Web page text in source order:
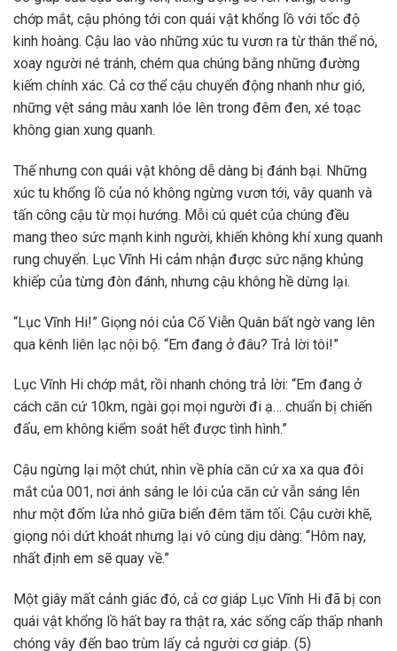
chớp mắt, cậu phóng tới con quái vật khổng lồ với tốc độ
kinh hoàng. Cậu lao vào những xúc tu vươn ra từ thân thể nó,
xoay người né tránh, chém qua chúng bằng những đường
kiếm chính xác. Cả cơ thể cậu chuyển động nhanh như gió,
những vệt sáng màu xanh lóe lên trong đêm đen, xé toạc
không gian xung quanh.
Thế nhưng con quái vật không dễ dàng bị đánh bại. Những
xúc tu khổng lồ của nó không ngừng vươn tới, vây quanh và
tấn công cậu từ mọi hướng. Mỗi cú quét của chúng đều
mang theo sức mạnh kinh người, khiến không khí xung quanh
rung chuyển. Lục Vĩnh Hi cảm nhận được sức nặng khủng
khiếp của từng đòn đánh, nhưng cậu không hề dừng lại.
“Lục Vĩnh Hi!” Giọng nói của Cố Viễn Quân bất ngờ vang lên
qua kênh liên lạc nội bộ. “Em đang ở đâu? Trả lời tôi!”
Lục Vĩnh Hi chớp mắt, rồi nhanh chóng trả lời: “Em đang ở
cách căn cứ 10km, ngài gọi mọi người đi ạ… chuẩn bị chiến
đấu, em không kiểm soát hết được tình hình.”
Cậu ngừng lại một chút, nhìn về phía căn cứ xa xa qua đôi
mắt của 001, nơi ánh sáng le lói của căn cứ vẫn sáng lên
như một đốm lửa nhỏ giữa biển đêm tăm tối. Cậu cười khẽ,
giọng nói dứt khoát nhưng lại vô cùng dịu dàng: “Hôm nay,
nhất định em sẽ quay về.”
Một giây mất cảnh giác đó, cả cơ giáp Lục Vĩnh Hi đã bị con
quái vật khổng lồ hất bay ra thật ra, xác sống cấp thấp nhanh
chóng vây đến bao trùm lấy cả người cơ giáp. (5)